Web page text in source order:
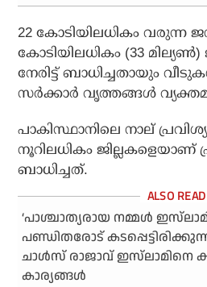
22 കോടിയിലധികം വരുന്ന
കോടിയിലധികം (33
നേരിട്ട് ബാധിച്ചതായും
സര്‍ക്കാര്‍ വൃത്തങ്ങള്‍
പാകിസ്ഥാനിലെ നാല്
നൂറിലധികം ജില്ലകളെയാണ്
ബാധിച്ചത്.
‘പാശ്ചാത്യരായ നമ്മള്‍
പണ്ഡിതരോട്
ചാള്‍സ് രാജാവ് ഇസ്‌ലാമിനെ
കാര്യങ്ങള്‍